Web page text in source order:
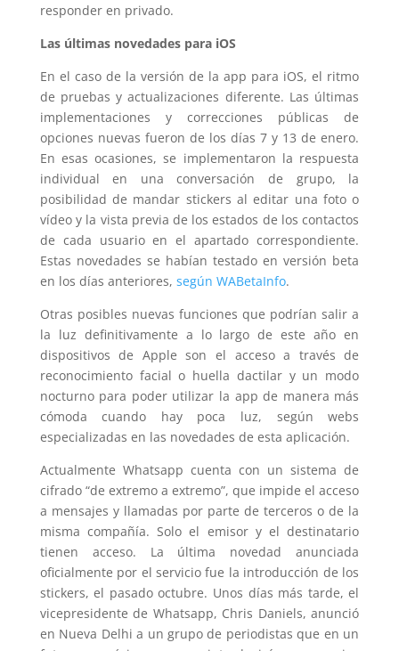
responder en privado.
Las últimas novedades para iOS
En el caso de la versión de la app para iOS, el ritmo
de pruebas y actualizaciones diferente. Las últimas
implementaciones y correcciones públicas de
opciones nuevas fueron de los días 7 y 13 de enero.
En esas ocasiones, se implementaron la respuesta
individual en una conversación de grupo, la
posibilidad de mandar stickers al editar una foto o
vídeo y la vista previa de los estados de los contactos
de cada usuario en el apartado correspondiente.
Estas novedades se habían testado en versión beta
en los días anteriores, según WABetaInfo.
Otras posibles nuevas funciones que podrían salir a
la luz definitivamente a lo largo de este año en
dispositivos de Apple son el acceso a través de
reconocimiento facial o huella dactilar y un modo
nocturno para poder utilizar la app de manera más
cómoda cuando hay poca luz, según webs
especializadas en las novedades de esta aplicación.
Actualmente Whatsapp cuenta con un sistema de
cifrado “de extremo a extremo”, que impide el acceso
a mensajes y llamadas por parte de terceros o de la
misma compañía. Solo el emisor y el destinatario
tienen acceso. La última novedad anunciada
oficialmente por el servicio fue la introducción de los
stickers, el pasado octubre. Unos días más tarde, el
vicepresidente de Whatsapp, Chris Daniels, anunció
en Nueva Delhi a un grupo de periodistas que en un